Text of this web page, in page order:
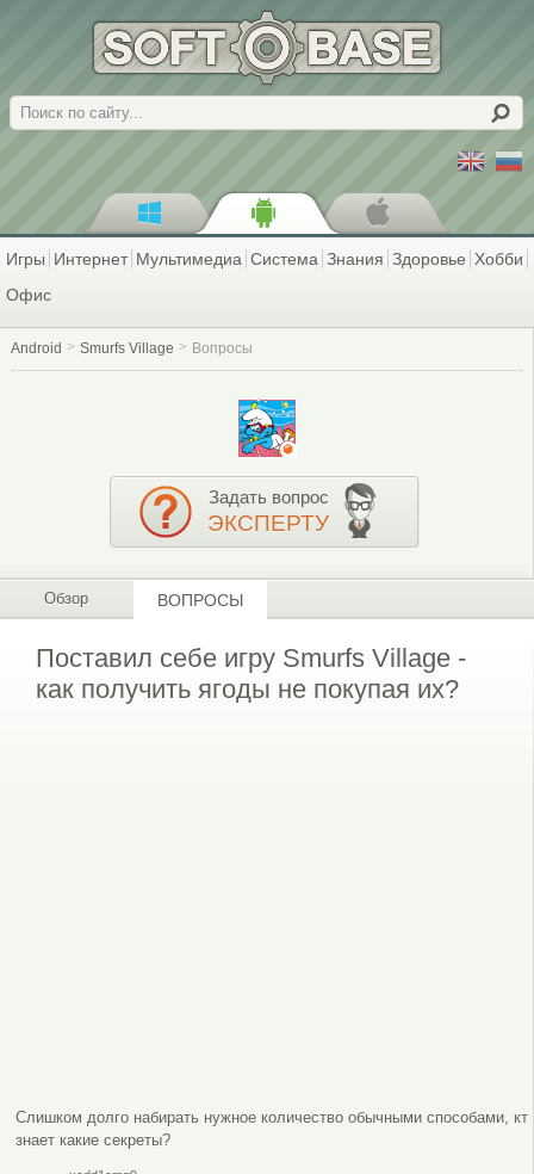
Поиск
Игры Интернет Мультимедиа Система Знания Здоровье Хобби
Офис
Android Smurfs Village Вопросы
Задать вопрос
ЭКСПЕРТУ
Обзор ВОПРОСЫ
Поставил себе игру Smurfs Village -
как получить ягоды не покупая их?
Слишком долго набирать нужное количество обычными способами,
знает какие секреты?